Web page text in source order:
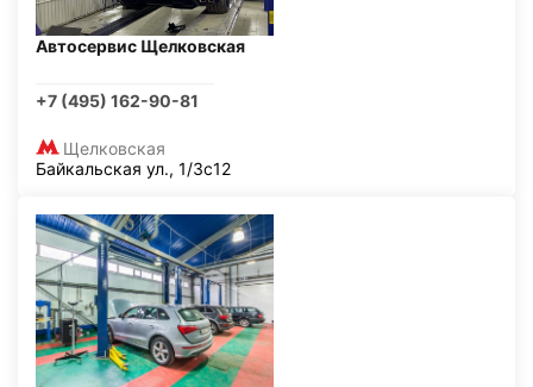
Автосервис Щелковская
+7 (495) 162-90-81
Щелковская
Байкальская ул., 1/3с12